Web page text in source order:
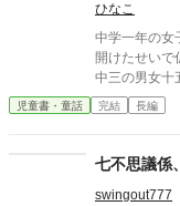
ひなこ
中学一年の女
開けたせいで
中三の男女十
になるために
大切なものは
いく。 一つ
戦が飛び交う
児童書・童話 完結 長編
七不思議係
swingout777